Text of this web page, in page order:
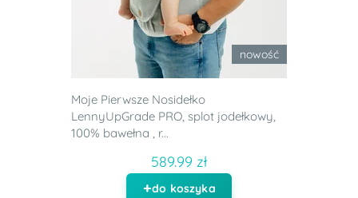
nowość
Moje Pierwsze Nosidełko
LennyUpGrade PRO, splot jodełkowy,
100% bawełna , r...
589.99 zł
do koszyka